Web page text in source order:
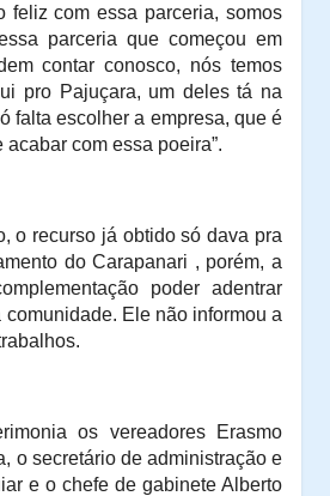
feliz com essa parceria, somos
parceria que começou em
contar conosco, nós temos
pro Pajuçara, um deles tá na
falta escolher a empresa, que é
com essa poeira”.
o recurso já obtido só dava pra
do Carapanari , porém, a
poder adentrar
comunidade. Ele não informou a
os vereadores Erasmo
o secretário de administração e
e o chefe de gabinete Alberto